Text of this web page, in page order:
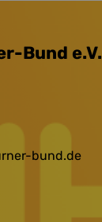
Bund e.V.
bund.de